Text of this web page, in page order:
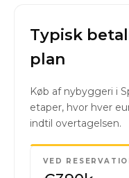
Typisk
plan
Køb af nybyggeri i
etaper, hvor hver
indtil overtagelsen.
VED